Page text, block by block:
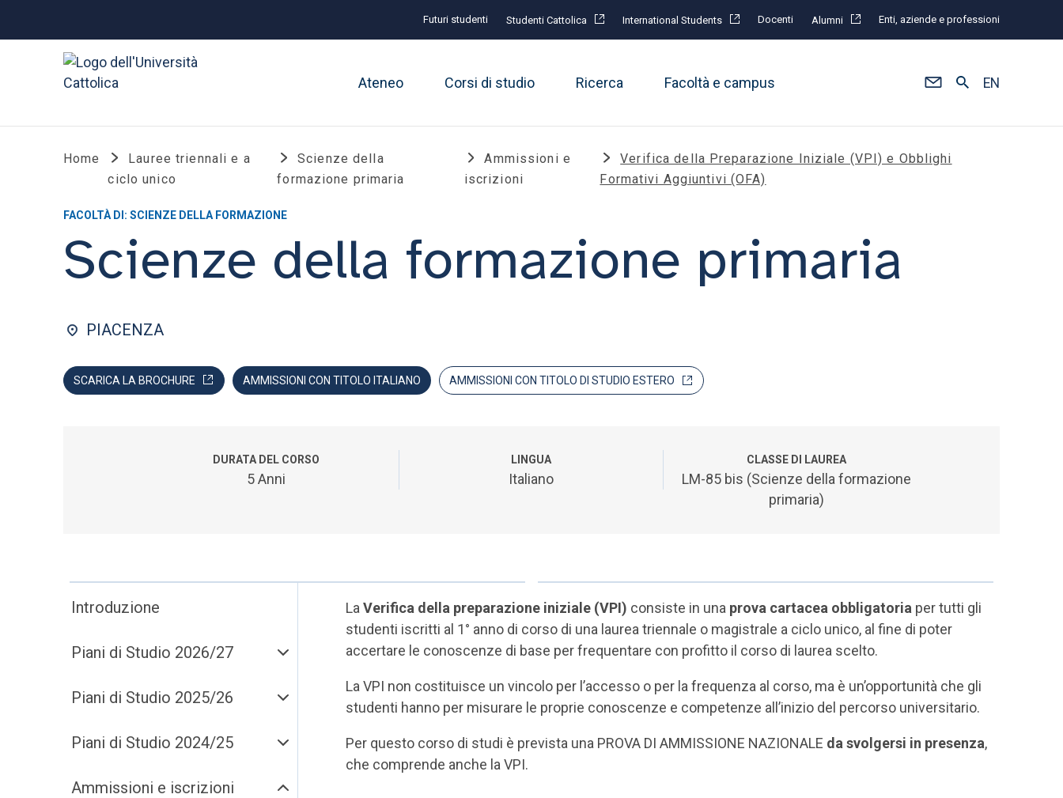
Futuri studenti Studenti Cattolica International Students Docenti Alumni Enti, aziende e professioni
Ateneo Corsi di studio Ricerca Facoltà e campus EN
Home
Lauree triennali e a
ciclo unico
Scienze della
formazione primaria
Ammissioni e
iscrizioni
Verifica della Preparazione Iniziale (VPI) e Obblighi
Formativi Aggiuntivi (OFA)
FACOLTÀ DI: SCIENZE DELLA FORMAZIONE
Scienze della formazione primaria
PIACENZA
SCARICA LA BROCHURE AMMISSIONI CON TITOLO ITALIANO AMMISSIONI CON TITOLO DI STUDIO ESTERO
DURATA DEL CORSO
5 Anni
LINGUA
Italiano
CLASSE DI LAUREA
LM-85 bis (Scienze della formazione
primaria)
Introduzione
Piani di Studio 2026/27
Piani di Studio 2025/26
Piani di Studio 2024/25
Ammissioni e iscrizioni
La Verifica della preparazione iniziale (VPI) consiste in una prova cartacea obbligatoria per tutti gli
studenti iscritti al 1° anno di corso di una laurea triennale o magistrale a ciclo unico, al fine di poter
accertare le conoscenze di base per frequentare con profitto il corso di laurea scelto.
La VPI non costituisce un vincolo per l’accesso o per la frequenza al corso, ma è un’opportunità che gli
studenti hanno per misurare le proprie conoscenze e competenze all’inizio del percorso universitario.
Per questo corso di studi è prevista una PROVA DI AMMISSIONE NAZIONALE da svolgersi in presenza,
che comprende anche la VPI.